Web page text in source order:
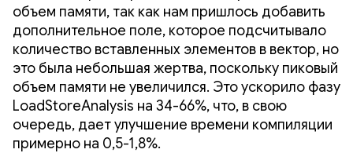
объем памяти, так как нам пришлось добавить
дополнительное поле, которое подсчитывало
количество вставленных элементов в вектор, но
это была небольшая жертва, поскольку пиковый
объем памяти не увеличился. Это ускорило фазу
LoadStoreAnalysis на 34-66%, что, в свою
очередь, дает улучшение времени компиляции
примерно на 0,5-1,8%.